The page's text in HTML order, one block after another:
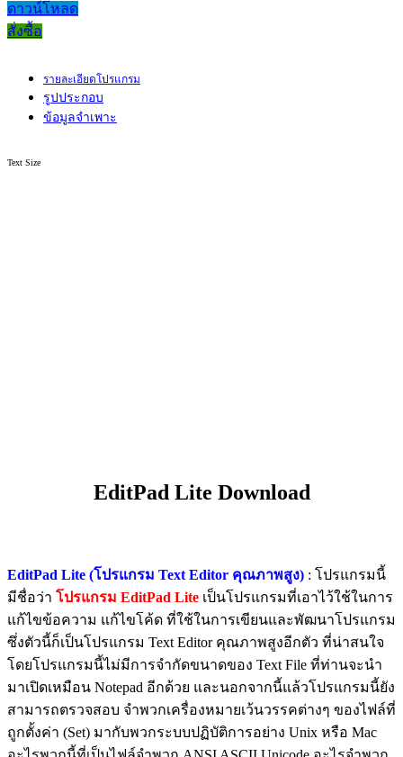
ดาวน์โหลด
สั่งซื้อ
รายละเอียดโปรแกรม
รูปประกอบ
ข้อมูลจำเพาะ
Text Size
EditPad Lite Download
EditPad Lite (โปรแกรม Text Editor คุณภาพสูง) : โปรแกรมนี้
มีชื่อว่า โปรแกรม EditPad Lite เป็นโปรแกรมที่เอาไว้ใช้ในการ
แก้ไขข้อความ แก้ไขโค้ด ที่ใช้ในการเขียนและพัฒนาโปรแกรม
ซึ่งตัวนี้ก็เป็นโปรแกรม Text Editor คุณภาพสูงอีกตัว ที่น่าสนใจ
โดยโปรแกรมนี้ไม่มีการจำกัดขนาดของ Text File ที่ท่านจะนำ
มาเปิดเหมือน Notepad อีกด้วย และนอกจากนี้แล้วโปรแกรมนี้ยัง
สามารถตรวจสอบ จำพวกเครื่องหมายเว้นวรรคต่างๆ ของไฟล์ที่
ถูกตั้งค่า (Set) มากับพวกระบบปฏิบัติการอย่าง Unix หรือ Mac